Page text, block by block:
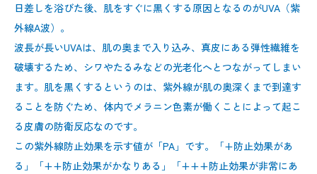
日差しを浴びた後、肌をすぐに黒くする原因となるのがUVA（紫
外線A波）。
波長が長いUVAは、肌の奥まで入り込み、真皮にある弾性繊維を
破壊するため、シワやたるみなどの光老化へとつながってしまい
ます。肌を黒くするというのは、紫外線が肌の奥深くまで到達す
ることを防ぐため、体内でメラニン色素が働くことによって起こ
る皮膚の防衛反応なのです。
この紫外線防止効果を示す値が「PA」です。「+防止効果があ
る」「++防止効果がかなりある」「+++防止効果が非常にあ